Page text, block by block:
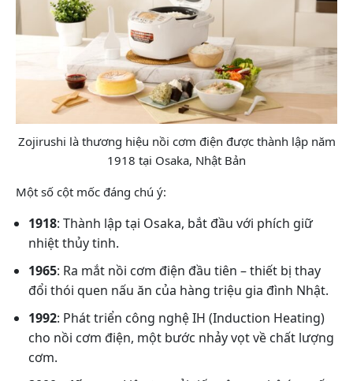
Zojirushi là thương hiệu nồi cơm điện được thành lập năm
1918 tại Osaka, Nhật Bản
Một số cột mốc đáng chú ý:
1918: Thành lập tại Osaka, bắt đầu với phích giữ
nhiệt thủy tinh.
1965: Ra mắt nồi cơm điện đầu tiên – thiết bị thay
đổi thói quen nấu ăn của hàng triệu gia đình Nhật.
1992: Phát triển công nghệ IH (Induction Heating)
cho nồi cơm điện, một bước nhảy vọt về chất lượng
cơm.